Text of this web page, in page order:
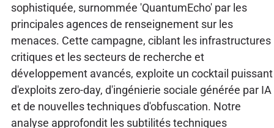
sophistiquée, surnommée 'QuantumEcho' par les
principales agences de renseignement sur les
menaces. Cette campagne, ciblant les infrastructures
critiques et les secteurs de recherche et
développement avancés, exploite un cocktail puissant
d'exploits zero-day, d'ingénierie sociale générée par IA
et de nouvelles techniques d'obfuscation. Notre
analyse approfondit les subtilités techniques